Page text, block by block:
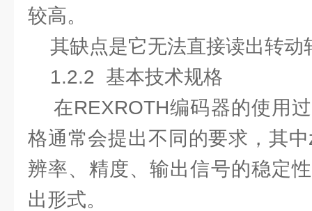
较高。
其缺点是它无法直接读出转动
1.2.2 基本技术规格
在REXROTH编码器的使用
格通常会提出不同的要求，其
辨率、精度、输出信号的稳定
出形式。